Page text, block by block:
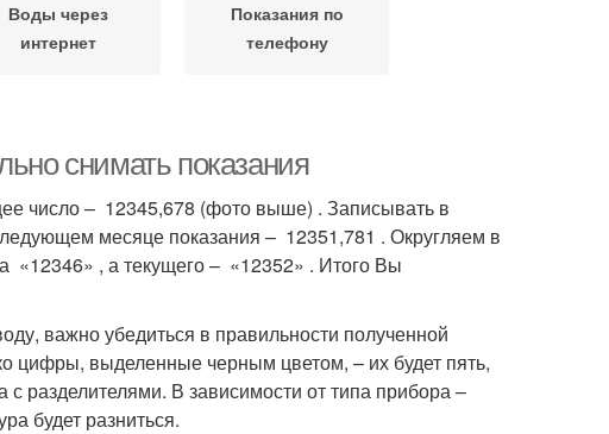
Воды через
интернет
Показания по
телефону
снимать показания
число – 12345,678 (фото выше) . Записывать в
месяце показания – 12351,781 . Округляем в
«12346» , а текущего – «12352» . Итого Вы
важно убедиться в правильности полученной
цифры, выделенные черным цветом, – их будет пять,
разделителями. В зависимости от типа прибора –
будет разниться.